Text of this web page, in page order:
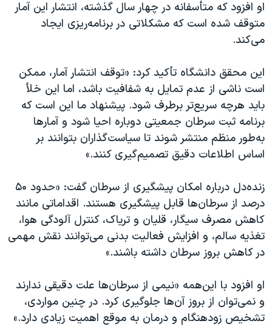
او افزود که متأسفانه در چهار سال گذشته، انتشار این آمار
متوقف شده است که مشکلاتی در برنامه‌ریزی ایجاد
می‌کند.
این محقق دانشگاه تأکید کرد: «توقف انتشار آمار، ممکن
است ناشی از عدم تمایل به شفافیت باشد، اما این خلأ
باید هرچه سریع‌تر برطرف شود. پیشنهاد ما این است که
برنامه ثبت سرطان جمعیتی دوباره احیا شود و آمارها
به‌طور منظم منتشر شوند تا سیاست‌گذاران بتوانند بر
اساس اطلاعات دقیق تصمیم‌گیری کنند.»
زنده‌دل درباره امکان پیشگیری از سرطان گفت: «حدود ۵۰
درصد از سرطان‌ها قابل پیشگیری هستند. اقداماتی مانند
کاهش مصرف سیگار، قلیان و تریاک، کنترل آلودگی هوا،
تغذیه سالم، و افزایش فعالیت بدنی می‌توانند نقش مهمی
در کاهش بروز سرطان داشته باشند.»
او افزود با این‌همه «نیمی از سرطان‌ها علت دقیقی ندارند
و نمی‌توان از بروز آن‌ها جلوگیری کرد. در چنین مواردی،
تشخیص زودهنگام و درمان به موقع اهمیت زیادی دارد.»